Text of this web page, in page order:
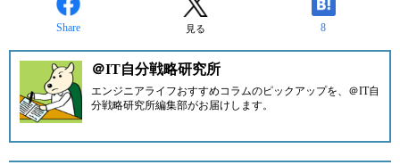
Share 見る 8
＠IT自分戦略研究所
エンジニアライフおすすめコラムのピックアップを、 ＠IT自
分戦略研究所編集部がお届けします。